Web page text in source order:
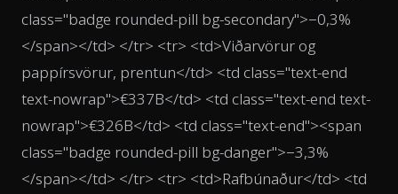
class="badge rounded-pill bg-secondary">−0,3%
</span></td> </tr> <tr> <td>Viðarvörur og
pappírsvörur, prentun</td> <td class="text-end
text-nowrap">€337B</td> <td class="text-end text-
nowrap">€326B</td> <td class="text-end"><span
class="badge rounded-pill bg-danger">−3,3%
</span></td> </tr> <tr> <td>Rafbúnaður</td> <td